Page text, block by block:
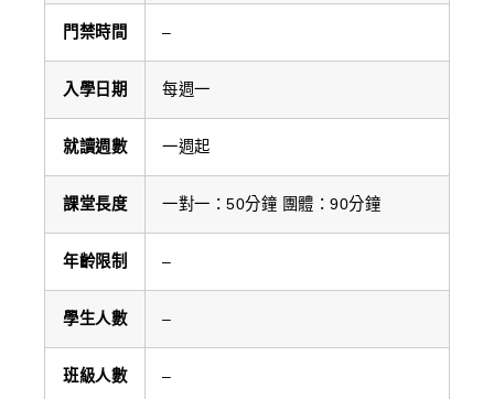
門禁時間 –
入學日期 每週一
就讀週數 一週起
課堂長度 一對一：50分鐘 團體：90分鐘
年齡限制 –
學生人數 –
班級人數 –